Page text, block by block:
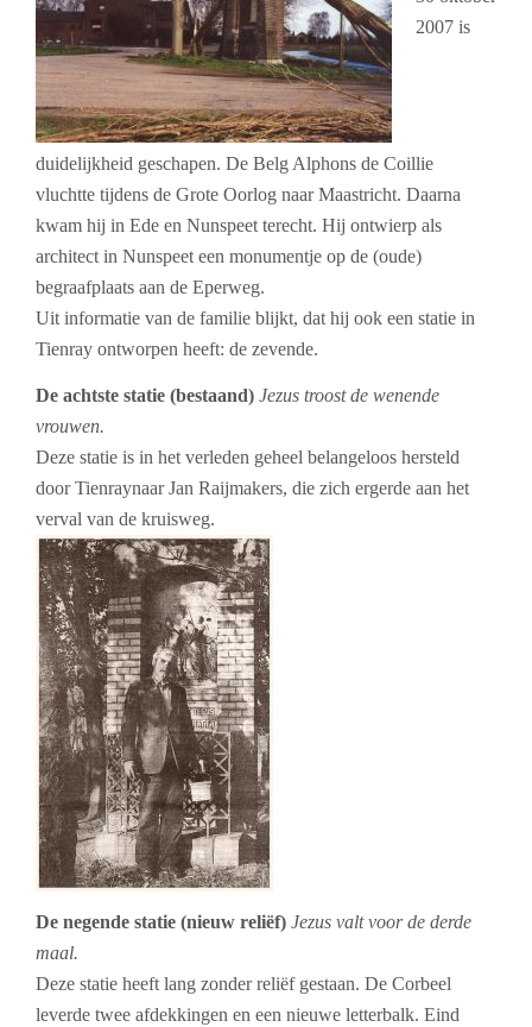
2007 is
duidelijkheid geschapen. De Belg Alphons de Coillie
vluchtte tijdens de Grote Oorlog naar Maastricht. Daarna
kwam hij in Ede en Nunspeet terecht. Hij ontwierp als
architect in Nunspeet een monumentje op de (oude)
begraafplaats aan de Eperweg.
Uit informatie van de familie blijkt, dat hij ook een statie in
Tienray ontworpen heeft: de zevende.
De achtste statie (bestaand) Jezus troost de wenende
vrouwen.
Deze statie is in het verleden geheel belangeloos hersteld
door Tienraynaar Jan Raijmakers, die zich ergerde aan het
verval van de kruisweg.
De negende statie (nieuw reliëf) Jezus valt voor de derde
maal.
Deze statie heeft lang zonder reliëf gestaan. De Corbeel
leverde twee afdekkingen en een nieuwe letterbalk. Eind